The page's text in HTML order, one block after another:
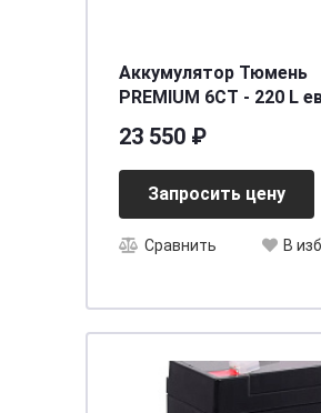
Аккумулятор Тюмень
PREMIUM 6СТ - 220 L евро
23 550 ₽
Запросить цену
Сравнить В